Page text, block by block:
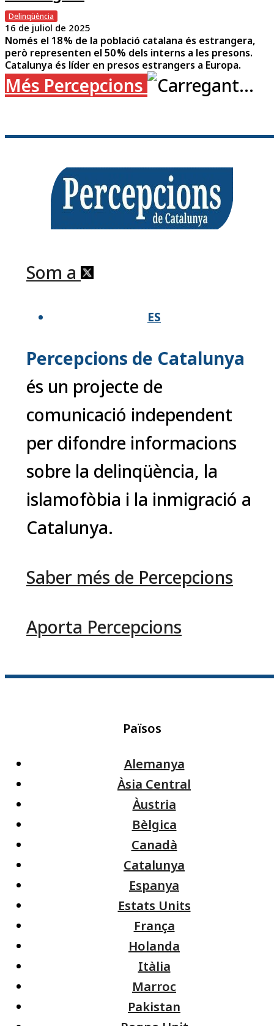
Delinqüència
16 de juliol de 2025
Només el 18 % de la població catalana és estrangera,
però representen el 50 % dels interns a les presons.
Catalunya és líder en presos estrangers a Europa.
Més Percepcions
Som a
ES
Percepcions de Catalunya
és un projecte de
comunicació independent
per difondre informacions
sobre la delinqüència, la
islamofòbia i la inmigració a
Catalunya.
Saber més de Percepcions
Aporta Percepcions
Països
Alemanya
Àsia Central
Àustria
Bèlgica
Canadà
Catalunya
Espanya
Estats Units
França
Holanda
Itàlia
Marroc
Pakistan